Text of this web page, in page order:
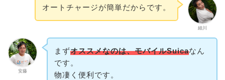
細川
オートチャージが簡単だからです。
安藤
まずオススメなのは、モバイルSuicaなん
です。
物凄く便利です。